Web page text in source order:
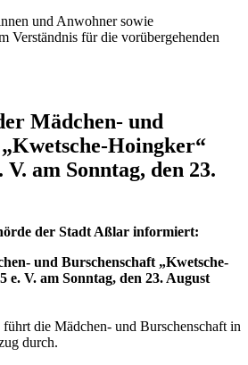
und Anwohner sowie
Verständnis für die vorübergehenden
Mädchen- und
Hoingker“
am Sonntag, den 23.
der Stadt Aßlar informiert:
und Burschenschaft „Kwetsche-
e. V. am Sonntag, den 23. August
die Mädchen- und Burschenschaft in
durch.